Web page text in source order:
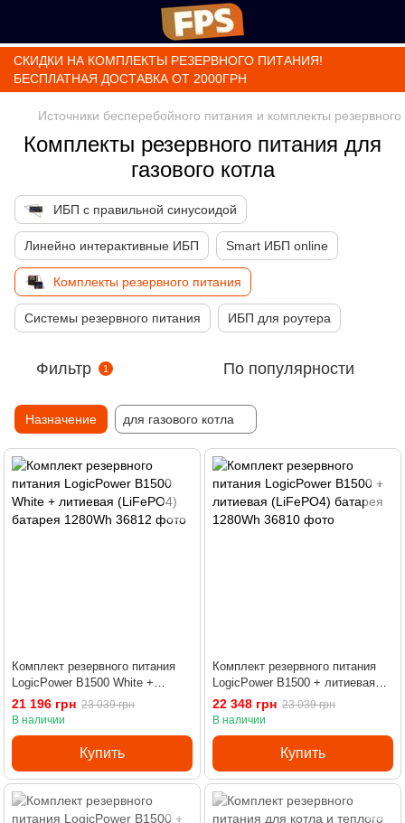
СКИДКИ НА КОМПЛЕКТЫ РЕЗЕРВНОГО ПИТАНИЯ!
БЕСПЛАТНАЯ ДОСТАВКА ОТ 2000ГРН
Источники бесперебойного питания и комплекты
Комплекты резервного питания для
газового котла
ИБП с правильной синусоидой
Линейно интерактивные ИБП Smart ИБП online
Комплекты резервного питания
Системы резервного питания ИБП для роутера
Фильтр 1 По популярности
Назначение для газового котла
Комплект резервного питания
LogicPower B1500 White +
литиевая (LiFePO4) батарея
1280Wh
21 196 грн 23 039 грн
В наличии
Купить
Комплект резервного питания
LogicPower B1500 + литиевая
(LiFePO4) батарея 1280Wh
22 348 грн 23 039 грн
В наличии
Купить